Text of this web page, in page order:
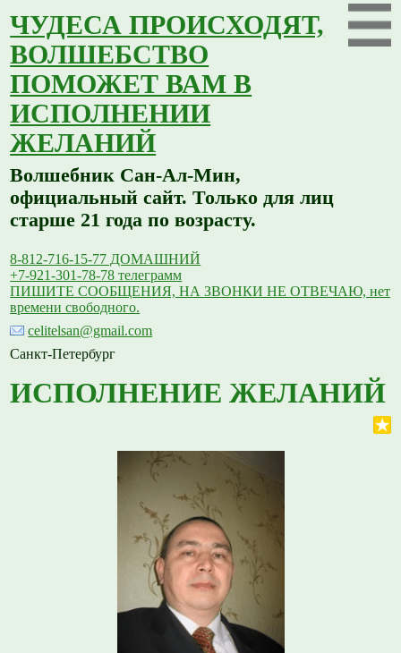
ЧУДЕСА ПРОИСХОДЯТ,
ВОЛШЕБСТВО
ПОМОЖЕТ ВАМ В
ИСПОЛНЕНИИ
ЖЕЛАНИЙ
Волшебник Сан-Ал-Мин,
официальный сайт. Только для лиц
старше 21 года по возрасту.
8-812-716-15-77 ДОМАШНИЙ
+7-921-301-78-78 телеграмм
ПИШИТЕ СООБЩЕНИЯ, НА ЗВОНКИ НЕ ОТВЕЧАЮ, нет
времени свободного.
celitelsan@gmail.com
Санкт-Петербург
ИСПОЛНЕНИЕ ЖЕЛАНИЙ